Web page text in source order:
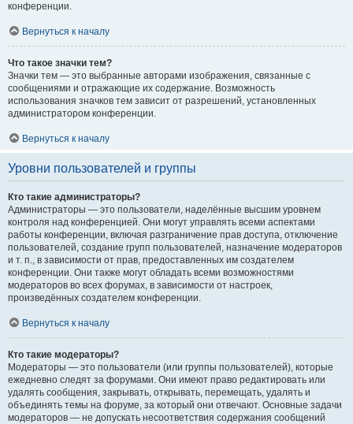
конференции.
Вернуться к началу
Что такое значки тем?
Значки тем — это выбранные авторами изображения, связанные с
сообщениями и отражающие их содержание. Возможность
использования значков тем зависит от разрешений, установленных
администратором конференции.
Вернуться к началу
Уровни пользователей и группы
Кто такие администраторы?
Администраторы — это пользователи, наделённые высшим уровнем
контроля над конференцией. Они могут управлять всеми аспектами
работы конференции, включая разграничение прав доступа, отключение
пользователей, создание групп пользователей, назначение модераторов
и т. п., в зависимости от прав, предоставленных им создателем
конференции. Они также могут обладать всеми возможностями
модераторов во всех форумах, в зависимости от настроек,
произведённых создателем конференции.
Вернуться к началу
Кто такие модераторы?
Модераторы — это пользователи (или группы пользователей), которые
ежедневно следят за форумами. Они имеют право редактировать или
удалять сообщения, закрывать, открывать, перемещать, удалять и
объединять темы на форуме, за который они отвечают. Основные задачи
модераторов — не допускать несоответствия содержания сообщений